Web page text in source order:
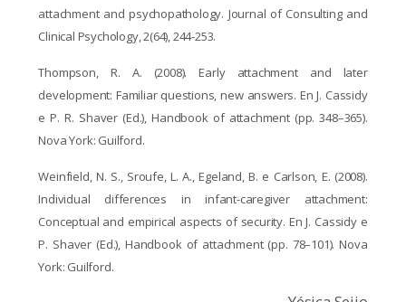
attachment and psychopathology. Journal of Consulting and
Clinical Psychology, 2(64), 244-253.
Thompson, R. A. (2008). Early attachment and later
development: Familiar questions, new answers. En J. Cassidy
e P. R. Shaver (Ed.), Handbook of attachment (pp. 348–365).
Nova York: Guilford.
Weinfield, N. S., Sroufe, L. A., Egeland, B. e Carlson, E. (2008).
Individual differences ininfant-caregiver attachment:
Conceptual and empirical aspects of security. En J. Cassidy e
P. Shaver (Ed.), Handbook of attachment (pp. 78–101). Nova
York: Guilford.